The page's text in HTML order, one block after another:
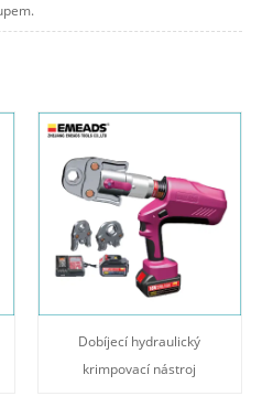
Dobíjecí hydraulický
krimpovací nástroj